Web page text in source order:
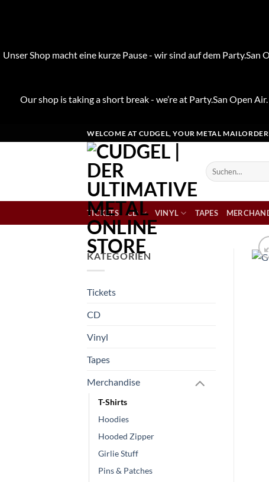
Unser Shop macht eine kurze Pause - wir sind auf dem
Our shop is taking a short break - we’re at Party.San Open
Inhalt
WELCOME AT CUDGEL, YOUR METAL
Suchen
nach:
TICKETS CD VINYL TAPES
KATEGORIEN
Tickets
CD
Vinyl
Tapes
Merchandise
T-Shirts
Hoodies
Hooded Zipper
Girlie Stuff
Pins & Patches